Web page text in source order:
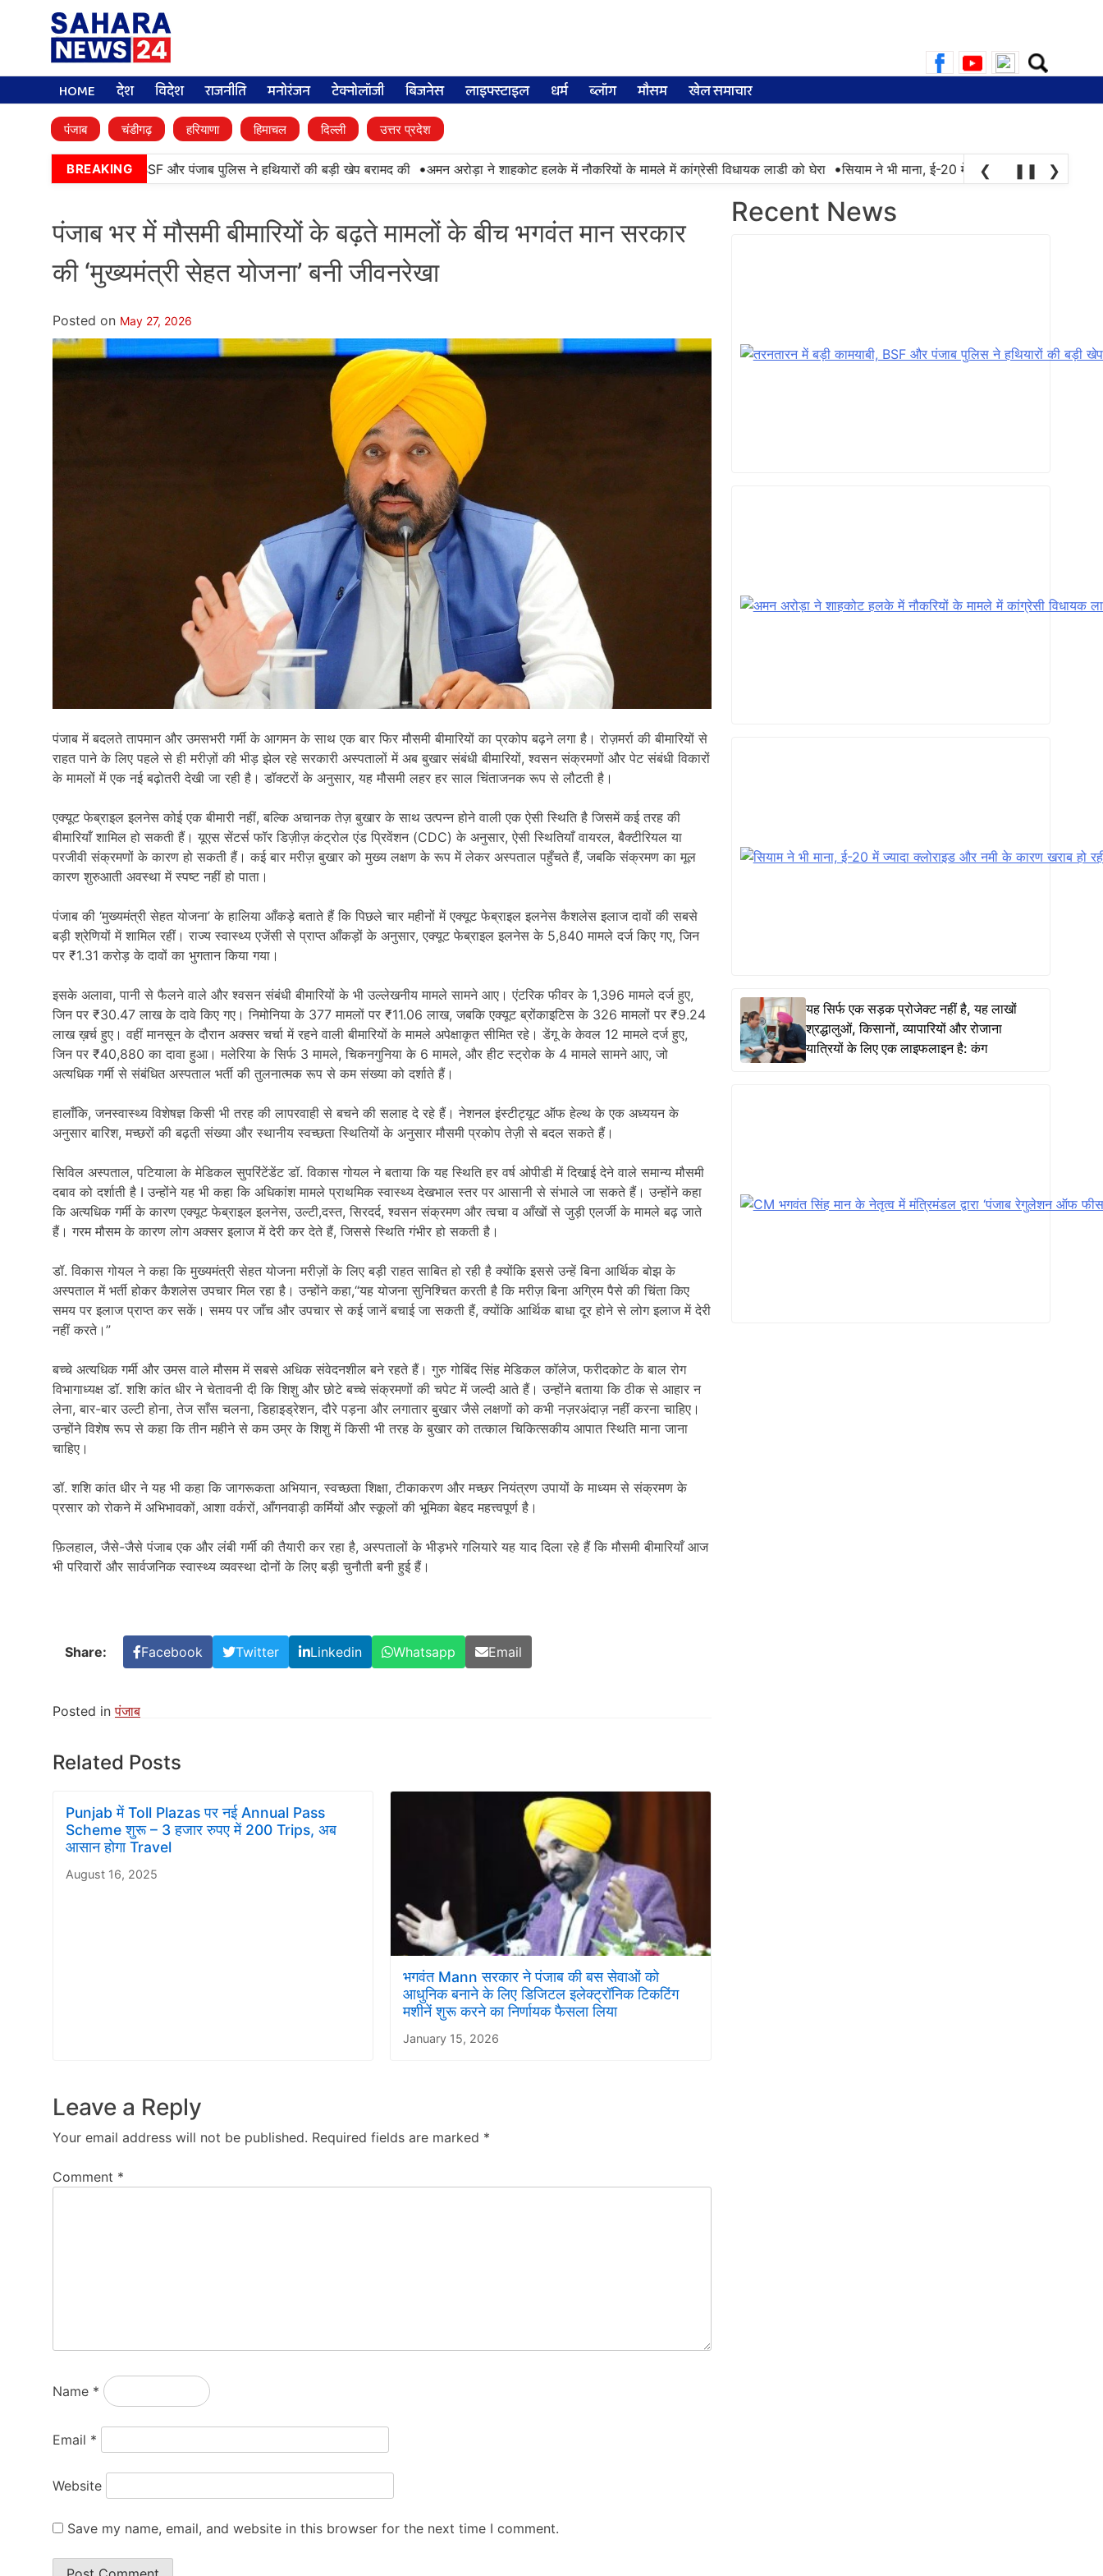
Search
for:
HOME देश विदेश राजनीति मनोरंजन टेक्नोलॉजी बिजनेस लाइफ्स्टाइल धर्म ब्लॉग मौसम खेल समाचार
पंजाब चंडीगढ़ हरियाणा हिमाचल दिल्ली उत्तर प्रदेश
BREAKING
में बड़ी कामयाबी, BSF और पंजाब पुलिस ने हथियारों की बड़ी खेप बरामद की •अमन अरोड़ा ने शाहकोट हलके में नौकरियों के मामले में कांग्रेसी विधायक लाडी को घेरा •सियाम ने भी माना, ई-20 में ज्यादा क्लोराइड और नमी के
❮ ❚❚ ❯
पंजाब भर में मौसमी बीमारियों के बढ़ते मामलों के बीच भगवंत मान सरकार
की ‘मुख्यमंत्री सेहत योजना’ बनी जीवनरेखा
Posted on May 27, 2026
पंजाब में बदलते तापमान और उमसभरी गर्मी के आगमन के साथ एक बार फिर मौसमी बीमारियों का प्रकोप बढ़ने लगा है। रोज़मर्रा की बीमारियों से
राहत पाने के लिए पहले से ही मरीज़ों की भीड़ झेल रहे सरकारी अस्पतालों में अब बुखार संबंधी बीमारियों, श्वसन संक्रमणों और पेट संबंधी विकारों
के मामलों में एक नई बढ़ोतरी देखी जा रही है। डॉक्टरों के अनुसार, यह मौसमी लहर हर साल चिंताजनक रूप से लौटती है।
एक्यूट फेब्राइल इलनेस कोई एक बीमारी नहीं, बल्कि अचानक तेज़ बुखार के साथ उत्पन्न होने वाली एक ऐसी स्थिति है जिसमें कई तरह की
बीमारियाँ शामिल हो सकती हैं। यूएस सेंटर्स फॉर डिज़ीज़ कंट्रोल एंड प्रिवेंशन (CDC) के अनुसार, ऐसी स्थितियाँ वायरल, बैक्टीरियल या
परजीवी संक्रमणों के कारण हो सकती हैं। कई बार मरीज़ बुखार को मुख्य लक्षण के रूप में लेकर अस्पताल पहुँचते हैं, जबकि संक्रमण का मूल
कारण शुरुआती अवस्था में स्पष्ट नहीं हो पाता।
पंजाब की ‘मुख्यमंत्री सेहत योजना’ के हालिया आँकड़े बताते हैं कि पिछले चार महीनों में एक्यूट फेब्राइल इलनेस कैशलेस इलाज दावों की सबसे
बड़ी श्रेणियों में शामिल रहीं। राज्य स्वास्थ्य एजेंसी से प्राप्त आँकड़ों के अनुसार, एक्यूट फेब्राइल इलनेस के 5,840 मामले दर्ज किए गए, जिन
पर ₹1.31 करोड़ के दावों का भुगतान किया गया।
इसके अलावा, पानी से फैलने वाले और श्वसन संबंधी बीमारियों के भी उल्लेखनीय मामले सामने आए। एंटरिक फीवर के 1,396 मामले दर्ज हुए,
जिन पर ₹30.47 लाख के दावे किए गए। निमोनिया के 377 मामलों पर ₹11.06 लाख, जबकि एक्यूट ब्रोंकाइटिस के 326 मामलों पर ₹9.24
लाख ख़र्च हुए। वहीं मानसून के दौरान अक्सर चर्चा में रहने वाली बीमारियों के मामले अपेक्षाकृत सीमित रहे। डेंगू के केवल 12 मामले दर्ज हुए,
जिन पर ₹40,880 का दावा हुआ। मलेरिया के सिर्फ 3 मामले, चिकनगुनिया के 6 मामले, और हीट स्ट्रोक के 4 मामले सामने आए, जो
अत्यधिक गर्मी से संबंधित अस्पताल भर्ती की तुलनात्मक रूप से कम संख्या को दर्शाते हैं।
हालाँकि, जनस्वास्थ्य विशेषज्ञ किसी भी तरह की लापरवाही से बचने की सलाह दे रहे हैं। नेशनल इंस्टीट्यूट ऑफ हेल्थ के एक अध्ययन के
अनुसार बारिश, मच्छरों की बढ़ती संख्या और स्थानीय स्वच्छता स्थितियों के अनुसार मौसमी प्रकोप तेज़ी से बदल सकते हैं।
सिविल अस्पताल, पटियाला के मेडिकल सुपरिंटेंडेंट डॉ. विकास गोयल ने बताया कि यह स्थिति हर वर्ष ओपीडी में दिखाई देने वाले समान्य मौसमी
दबाव को दर्शाती है I उन्होंने यह भी कहा कि अधिकांश मामले प्राथमिक स्वास्थ्य देखभाल स्तर पर आसानी से संभाले जा सकते हैं। उन्होंने कहा
कि अत्यधिक गर्मी के कारण एक्यूट फेब्राइल इलनेस, उल्टी,दस्त, सिरदर्द, श्वसन संक्रमण और त्वचा व आँखों से जुड़ी एलर्जी के मामले बढ़ जाते
हैं। गरम मौसम के कारण लोग अक्सर इलाज में देरी कर देते हैं, जिससे स्थिति गंभीर हो सकती है।
डॉ. विकास गोयल ने कहा कि मुख्यमंत्री सेहत योजना मरीज़ों के लिए बड़ी राहत साबित हो रही है क्योंकि इससे उन्हें बिना आर्थिक बोझ के
अस्पताल में भर्ती होकर कैशलेस उपचार मिल रहा है। उन्होंने कहा,“यह योजना सुनिश्चित करती है कि मरीज़ बिना अग्रिम पैसे की चिंता किए
समय पर इलाज प्राप्त कर सकें। समय पर जाँच और उपचार से कई जानें बचाई जा सकती हैं, क्योंकि आर्थिक बाधा दूर होने से लोग इलाज में देरी
नहीं करते।”
बच्चे अत्यधिक गर्मी और उमस वाले मौसम में सबसे अधिक संवेदनशील बने रहते हैं। गुरु गोबिंद सिंह मेडिकल कॉलेज, फरीदकोट के बाल रोग
विभागाध्यक्ष डॉ. शशि कांत धीर ने चेतावनी दी कि शिशु और छोटे बच्चे संक्रमणों की चपेट में जल्दी आते हैं। उन्होंने बताया कि ठीक से आहार न
लेना, बार-बार उल्टी होना, तेज साँस चलना, डिहाइड्रेशन, दौरे पड़ना और लगातार बुखार जैसे लक्षणों को कभी नज़रअंदाज़ नहीं करना चाहिए।
उन्होंने विशेष रूप से कहा कि तीन महीने से कम उम्र के शिशु में किसी भी तरह के बुखार को तत्काल चिकित्सकीय आपात स्थिति माना जाना
चाहिए।
डॉ. शशि कांत धीर ने यह भी कहा कि जागरूकता अभियान, स्वच्छता शिक्षा, टीकाकरण और मच्छर नियंत्रण उपायों के माध्यम से संक्रमण के
प्रसार को रोकने में अभिभावकों, आशा वर्करों, आँगनवाड़ी कर्मियों और स्कूलों की भूमिका बेहद महत्त्वपूर्ण है।
फ़िलहाल, जैसे-जैसे पंजाब एक और लंबी गर्मी की तैयारी कर रहा है, अस्पतालों के भीड़भरे गलियारे यह याद दिला रहे हैं कि मौसमी बीमारियाँ आज
भी परिवारों और सार्वजनिक स्वास्थ्य व्यवस्था दोनों के लिए बड़ी चुनौती बनी हुई हैं।
Share: Facebook Twitter Linkedin Whatsapp Email
Posted inपंजाब
Related Posts
Punjab में Toll Plazas पर नई Annual Pass
Scheme शुरू – 3 हजार रुपए में 200 Trips, अब
आसान होगा Travel
August 16, 2025
भगवंत Mann सरकार ने पंजाब की बस सेवाओं को
आधुनिक बनाने के लिए डिजिटल इलेक्ट्रॉनिक टिकटिंग
मशीनें शुरू करने का निर्णायक फैसला लिया
January 15, 2026
Leave a Reply
Your email address will not be published. Required fields are marked *
Comment *
Name *
Email *
Website
Save my name, email, and website in this browser for the next time I comment.
Recent News
यह सिर्फ एक सड़क प्रोजेक्ट नहीं है, यह लाखों
श्रद्धालुओं, किसानों, व्यापारियों और रोजाना
यात्रियों के लिए एक लाइफलाइन है: कंग